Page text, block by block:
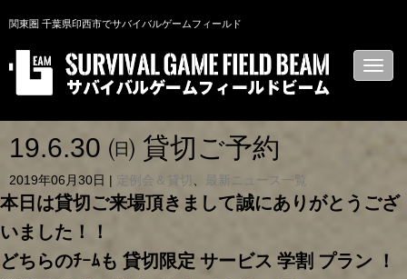
関東圏 千葉県印西市でサバイバルゲームフィールド
N
a
g
n
19.6.30 ㈰ 貸切ご予約
2019年06月30日 定例会＆貸切 、 最新ニュース一覧
本日は貸切ご来場頂きまして誠にありがとうござ
いました！！
どちらのﾁｰﾑも 貸切限定 サービス 学割 プラン ！